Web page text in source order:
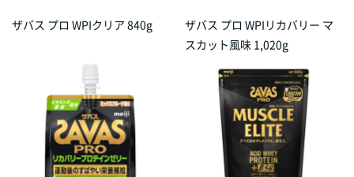
ザバス プロ WPIクリア 840g
ザバス プロ WPIリカバリー マ
スカット風味 1,020g